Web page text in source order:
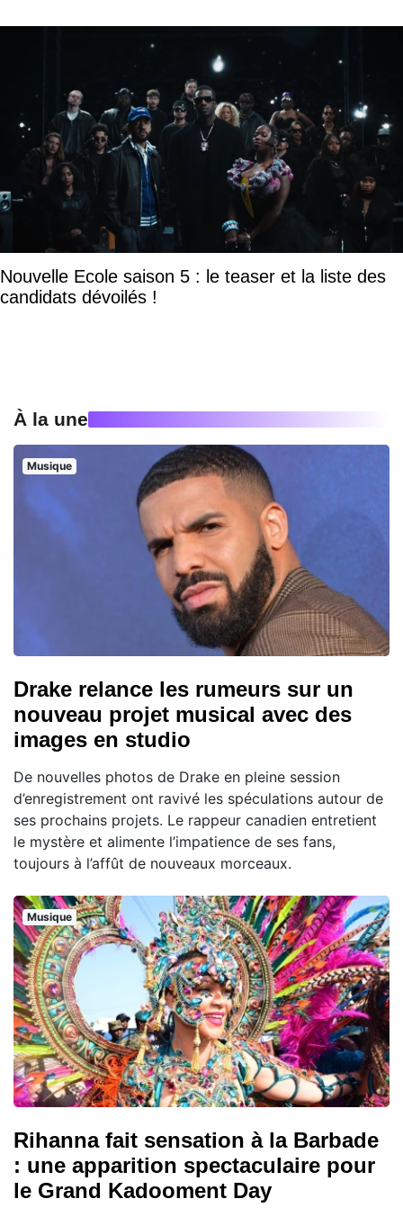
Nouvelle Ecole saison 5 : le teaser et la liste des
candidats dévoilés !
À la une
Musique
Drake relance les rumeurs sur un
nouveau projet musical avec des
images en studio
De nouvelles photos de Drake en pleine session
d’enregistrement ont ravivé les spéculations autour de
ses prochains projets. Le rappeur canadien entretient
le mystère et alimente l’impatience de ses fans,
toujours à l’affût de nouveaux morceaux.
Musique
Rihanna fait sensation à la Barbade
: une apparition spectaculaire pour
le Grand Kadooment Day